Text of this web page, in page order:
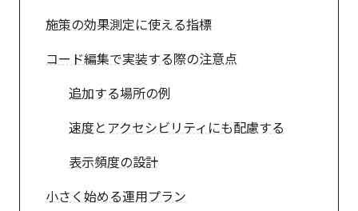
施策の効果測定に使える指標
コード編集で実装する際の注意点
追加する場所の例
速度とアクセシビリティにも配慮する
表示頻度の設計
小さく始める運用プラン